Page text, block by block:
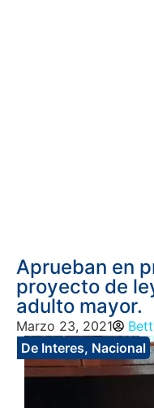
Aprueban en
proyecto de
adulto mayor.
Marzo 23, 2021
De Interes, Nacional